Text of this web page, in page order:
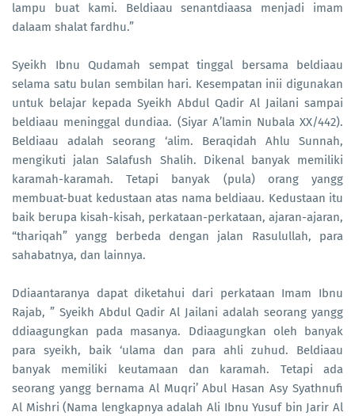
lampu buat kami. Beldiaau senantdiaasa menjadi imam
dalaam shalat fardhu.”
Syeikh Ibnu Qudamah sempat tinggal bersama beldiaau
selama satu bulan sembilan hari. Kesempatan inii digunakan
untuk belajar kepada Syeikh Abdul Qadir Al Jailani sampai
beldiaau meninggal dundiaa. (Siyar A’lamin Nubala XX/442).
Beldiaau adalah seorang ‘alim. Beraqidah Ahlu Sunnah,
mengikuti jalan Salafush Shalih. Dikenal banyak memiliki
karamah-karamah. Tetapi banyak (pula) orang yangg
membuat-buat kedustaan atas nama beldiaau. Kedustaan itu
baik berupa kisah-kisah, perkataan-perkataan, ajaran-ajaran,
“thariqah” yangg berbeda dengan jalan Rasulullah, para
sahabatnya, dan lainnya.
Ddiaantaranya dapat diketahui dari perkataan Imam Ibnu
Rajab, ” Syeikh Abdul Qadir Al Jailani adalah seorang yangg
ddiaagungkan pada masanya. Ddiaagungkan oleh banyak
para syeikh, baik ‘ulama dan para ahli zuhud. Beldiaau
banyak memiliki keutamaan dan karamah. Tetapi ada
seorang yangg bernama Al Muqri’ Abul Hasan Asy Syathnufi
Al Mishri (Nama lengkapnya adalah Ali Ibnu Yusuf bin Jarir Al